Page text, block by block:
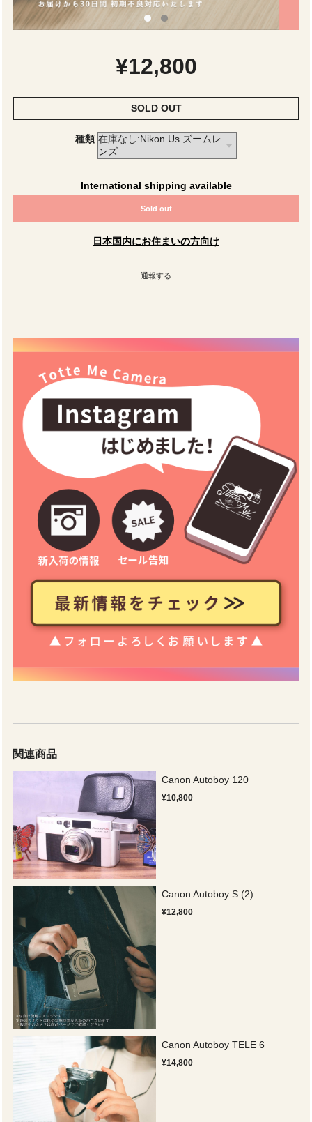
¥12,800
SOLD OUT
種類
International shipping available
Sold out
日本国内にお住まいの方向け
通報する
関連商品
Canon Autoboy 120
¥10,800
Canon Autoboy S (2)
¥12,800
Canon Autoboy TELE 6
¥14,800